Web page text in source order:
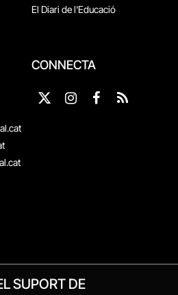
El Diari de l'Educació
CONNECTA
X
Instagram
Facebook
RSS
SUPORT DE